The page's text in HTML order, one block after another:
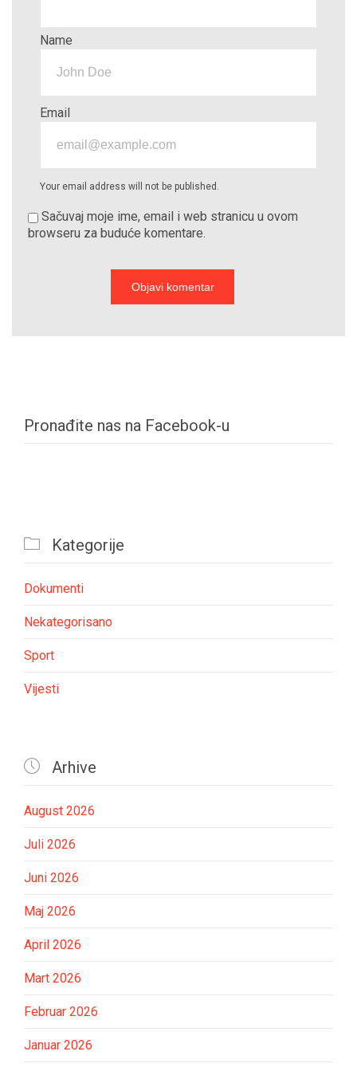
Name
Email
Your email address will not be published.
Sačuvaj moje ime, email i web stranicu u ovom
browseru za buduće komentare.
Pronađite nas na Facebook-u
 Kategorije
Dokumenti
Nekategorisano
Sport
Vijesti
 Arhive
August 2026
Juli 2026
Juni 2026
Maj 2026
April 2026
Mart 2026
Februar 2026
Januar 2026